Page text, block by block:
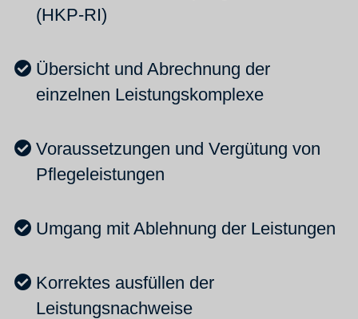
(HKP-RI)
Übersicht und Abrechnung der
einzelnen Leistungskomplexe
Voraussetzungen und Vergütung von
Pflegeleistungen
Umgang mit Ablehnung der Leistungen
Korrektes ausfüllen der
Leistungsnachweise